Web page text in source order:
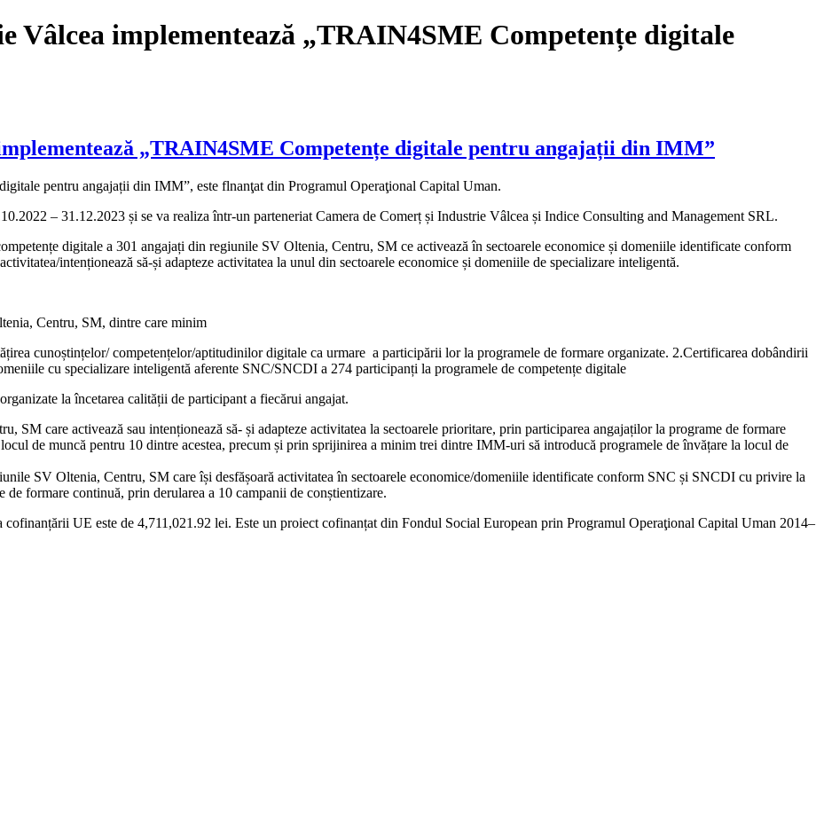
Vâlcea implementează „TRAIN4SME Competențe digitale
„TRAIN4SME Competențe digitale pentru angajații din IMM”
pentru angajații din IMM”, este flnanţat din Programul Operaţional Capital Uman.
– 31.12.2023 și se va realiza într-un parteneriat Camera de Comerț și Industrie Vâlcea și Indice Consulting and Management SRL.
digitale a 301 angajați din regiunile SV Oltenia, Centru, SM ce activează în sectoarele economice și domeniile identificate conform
intenționează să-și adapteze activitatea la unul din sectoarele economice și domeniile de specializare inteligentă.
Centru, SM, dintre care minim
cunoștințelor/ competențelor/aptitudinilor digitale ca urmare a participării lor la programele de formare organizate. 2.Certificarea dobândirii
cu specializare inteligentă aferente SNC/SNCDI a 274 participanți la programele de competențe digitale
la încetarea calității de participant a fiecărui angajat.
care activează sau intenționează să- și adapteze activitatea la sectoarele prioritare, prin participarea angajaților la programe de formare
de muncă pentru 10 dintre acestea, precum și prin sprijinirea a minim trei dintre IMM-uri să introducă programele de învățare la locul de
SV Oltenia, Centru, SM care își desfășoară activitatea în sectoarele economice/domeniile identificate conform SNC și SNCDI cu privire la
formare continuă, prin derularea a 10 campanii de conștientizare.
UE este de 4,711,021.92 lei. Este un proiect cofinanțat din Fondul Social European prin Programul Operaţional Capital Uman 2014–